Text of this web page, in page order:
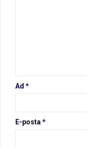
Ad *
E-posta *